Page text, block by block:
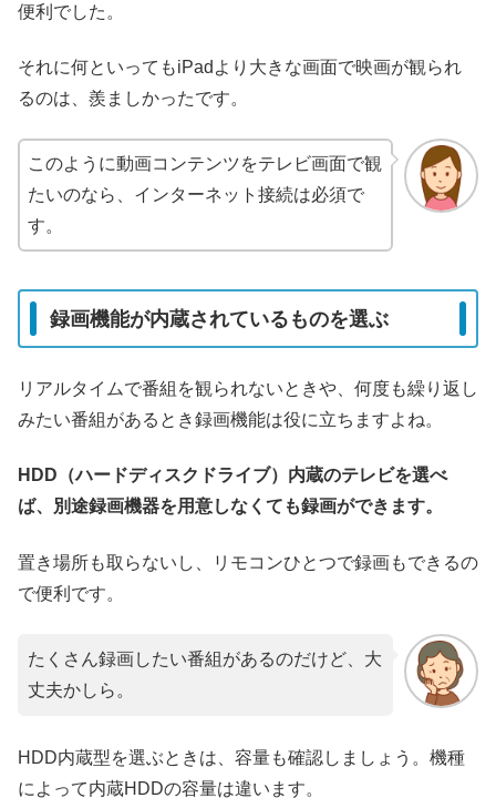
便利でした。
それに何といってもiPadより大きな画面で映画が観られ
るのは、羨ましかったです。
このように動画コンテンツをテレビ画面で観
たいのなら、インターネット接続は必須で
す。
録画機能が内蔵されているものを選ぶ
リアルタイムで番組を観られないときや、何度も繰り返し
みたい番組があるとき録画機能は役に立ちますよね。
HDD（ハードディスクドライブ）内蔵のテレビを選べ
ば、別途録画機器を用意しなくても録画ができます。
置き場所も取らないし、リモコンひとつで録画もできるの
で便利です。
たくさん録画したい番組があるのだけど、大
丈夫かしら。
HDD内蔵型を選ぶときは、容量も確認しましょう。機種
によって内蔵HDDの容量は違います。